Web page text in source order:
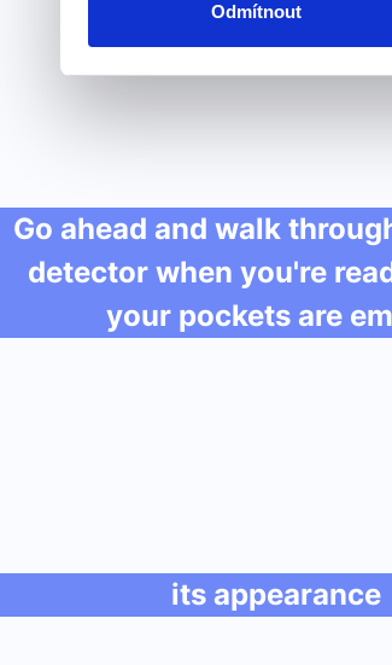
Odmítnout
Go ahead and walk
detector when you're
your pockets are
its appearance